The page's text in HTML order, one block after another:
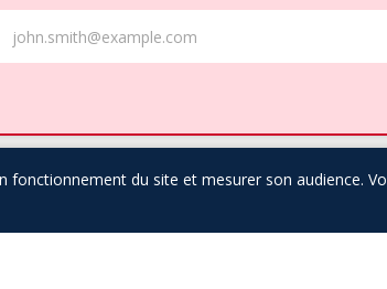
Other
fonctionnement du site et mesurer son audience.